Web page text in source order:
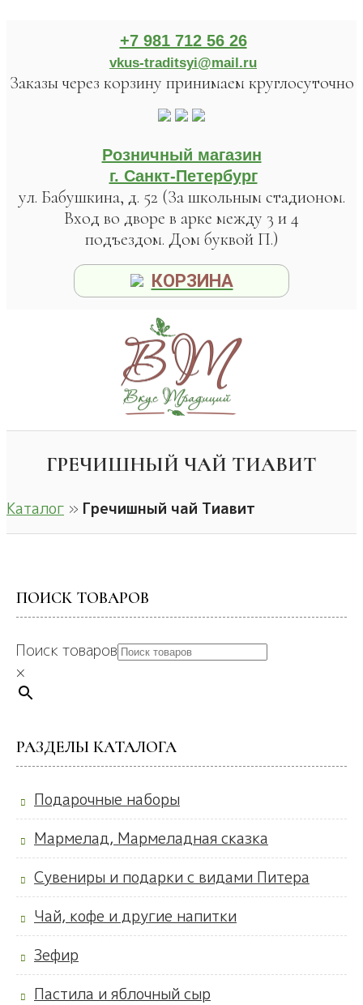
+7 981 712 56 26
vkus-traditsyi@mail.ru
Заказы через корзину принимаем круглосуточно
Розничный магазин
г. Санкт-Петербург
ул. Бабушкина, д. 52 (За школьным стадионом.
Вход во дворе в арке между 3 и 4
подъездом. Дом буквой П.)
КОРЗИНА
ГРЕЧИШНЫЙ ЧАЙ ТИАВИТ
Каталог » Гречишный чай Тиавит
ПОИСК ТОВАРОВ
Поиск товаров
×
РАЗДЕЛЫ КАТАЛОГА
Подарочные наборы
Мармелад, Мармеладная сказка
Сувениры и подарки с видами Питера
Чай, кофе и другие напитки
Зефир
Пастила и яблочный сыр